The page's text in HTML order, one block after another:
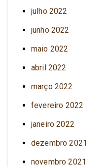
julho 2022
junho 2022
maio 2022
abril 2022
março 2022
fevereiro 2022
janeiro 2022
dezembro 2021
novembro 2021